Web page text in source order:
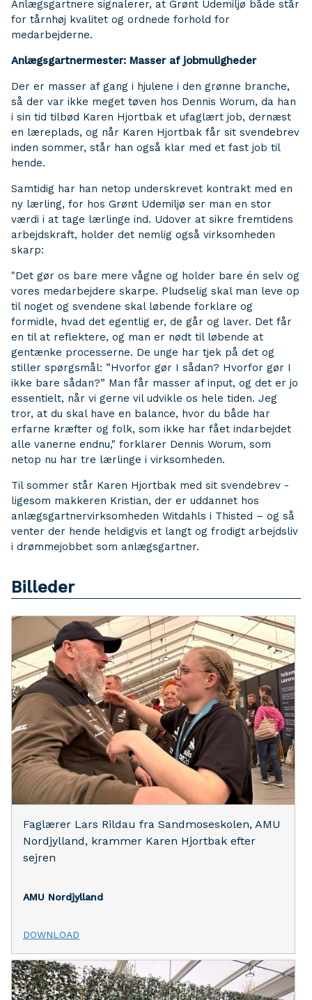
Anlægsgartnere signalerer, at Grønt Udemiljø både står
for tårnhøj kvalitet og ordnede forhold for
medarbejderne.
Anlægsgartnermester: Masser af jobmuligheder
Der er masser af gang i hjulene i den grønne branche,
så der var ikke meget tøven hos Dennis Worum, da han
i sin tid tilbød Karen Hjortbak et ufaglært job, dernæst
en læreplads, og når Karen Hjortbak får sit svendebrev
inden sommer, står han også klar med et fast job til
hende.
Samtidig har han netop underskrevet kontrakt med en
ny lærling, for hos Grønt Udemiljø ser man en stor
værdi i at tage lærlinge ind. Udover at sikre fremtidens
arbejdskraft, holder det nemlig også virksomheden
skarp:
"Det gør os bare mere vågne og holder bare én selv og
vores medarbejdere skarpe. Pludselig skal man leve op
til noget og svendene skal løbende forklare og
formidle, hvad det egentlig er, de går og laver. Det får
en til at reflektere, og man er nødt til løbende at
gentænke processerne. De unge har tjek på det og
stiller spørgsmål: ”Hvorfor gør I sådan? Hvorfor gør I
ikke bare sådan?” Man får masser af input, og det er jo
essentielt, når vi gerne vil udvikle os hele tiden. Jeg
tror, at du skal have en balance, hvor du både har
erfarne kræfter og folk, som ikke har fået indarbejdet
alle vanerne endnu," forklarer Dennis Worum, som
netop nu har tre lærlinge i virksomheden.
Til sommer står Karen Hjortbak med sit svendebrev -
ligesom makkeren Kristian, der er uddannet hos
anlægsgartnervirksomheden Witdahls i Thisted – og så
venter der hende heldigvis et langt og frodigt arbejdsliv
i drømmejobbet som anlægsgartner.
Billeder
Faglærer Lars Rildau fra Sandmoseskolen, AMU
Nordjylland, krammer Karen Hjortbak efter
sejren
AMU Nordjylland
DOWNLOAD